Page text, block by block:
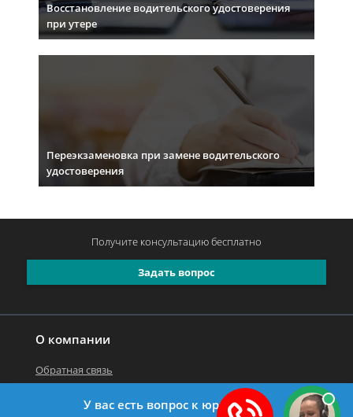
Восстановление водительского удостоверения
при утере
Переэкзаменовка при замене водительского
удостоверения
О компании
Обратная связь
Задать вопрос
Получите консультациюбесплатно
У вас есть вопрос к юристу?